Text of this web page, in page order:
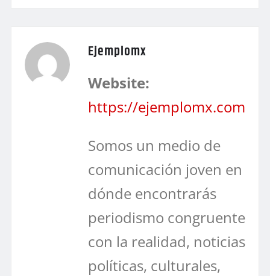
Ejemplomx
Website:
https://ejemplomx.com
Somos un medio de
comunicación joven en
dónde encontrarás
periodismo congruente
con la realidad, noticias
políticas, culturales,